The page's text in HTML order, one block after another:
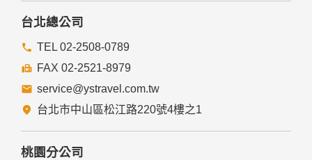
四、網站對外的相關連結
提供的連結，點選進入其他網站。但該連結網站不適用本網站
的隱私權保護政策，您必須參考該連結網站中的隱私權保護政
策。
五、與第三人共用個人資料之政策
本網站絕不會提供、交換、出租或出售任何您的個人資料給其
他個人、團體、私人企業或公務機關，但有法律依據或合約義
務者，不在此限。
台北總公司
TEL 02-2508-0789
FAX 02-2521-8979
service@ystravel.com.tw
台北市中山區松江路220號4樓之1
桃園分公司